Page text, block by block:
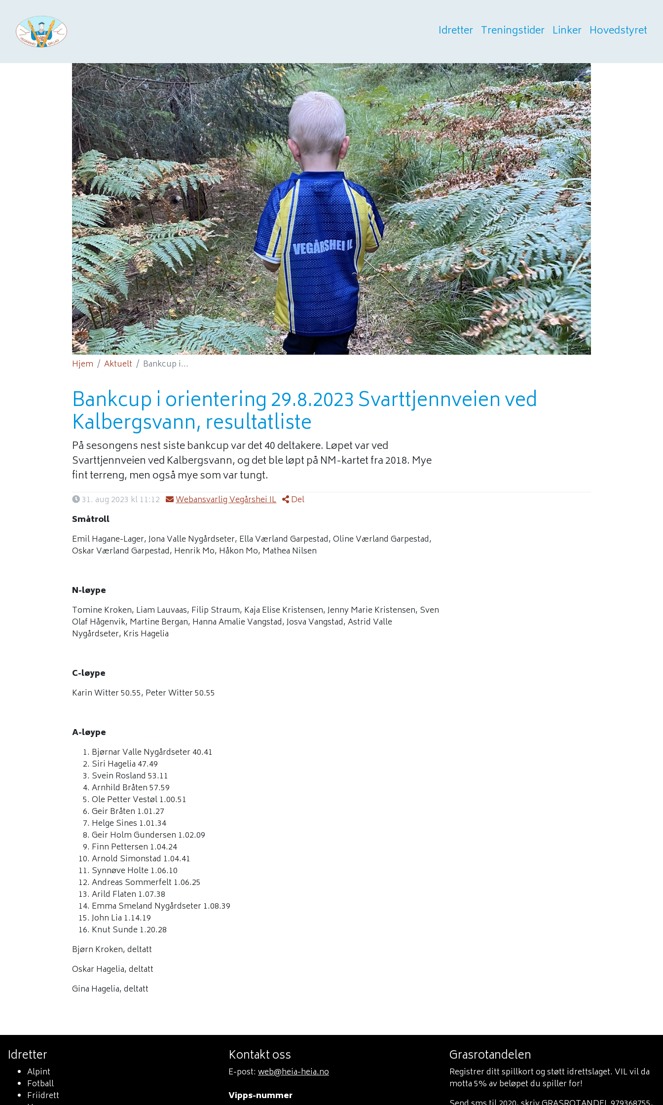
Idretter Treningstider Linker Hovedstyret
Hjem Aktuelt Bankcup i...
Bankcup i orientering 29.8.2023 Svarttjennveien ved
Kalbergsvann, resultatliste
På sesongens nest siste bankcup var det 40 deltakere. Løpet var ved
Svarttjennveien ved Kalbergsvann, og det ble løpt på NM-kartet fra 2018. Mye
fint terreng, men også mye som var tungt.
31. aug 2023 kl 11:12 Webansvarlig Vegårshei IL
Del
Småtroll
Emil Hagane-Lager, Jona Valle Nygårdseter, Ella Værland Garpestad, Oline Værland Garpestad,
Oskar Værland Garpestad, Henrik Mo, Håkon Mo, Mathea Nilsen
N-løype
Tomine Kroken, Liam Lauvaas, Filip Straum, Kaja Elise Kristensen, Jenny Marie Kristensen, Sven
Olaf Hågenvik, Martine Bergan, Hanna Amalie Vangstad, Josva Vangstad, Astrid Valle
Nygårdseter, Kris Hagelia
C-løype
Karin Witter 50.55, Peter Witter 50.55
A-løype
Bjørnar Valle Nygårdseter 40.41
Siri Hagelia 47.49
Svein Rosland 53.11
Arnhild Bråten 57.59
Ole Petter Vestøl 1.00.51
Geir Bråten 1.01.27
Helge Sines 1.01.34
Geir Holm Gundersen 1.02.09
Finn Pettersen 1.04.24
Arnold Simonstad 1.04.41
Synnøve Holte 1.06.10
Andreas Sommerfelt 1.06.25
Arild Flaten 1.07.38
Emma Smeland Nygårdseter 1.08.39
John Lia 1.14.19
Knut Sunde 1.20.28
Bjørn Kroken, deltatt
Oskar Hagelia, deltatt
Gina Hagelia, deltatt
Idretter
Alpint
Fotball
Friidrett
Kontakt oss
E-post: web@heia-heia.no
Vipps-nummer
Grasrotandelen
Registrer ditt spillkort og støtt idrettslaget. VIL vil da
motta 5% av beløpet du spiller for!